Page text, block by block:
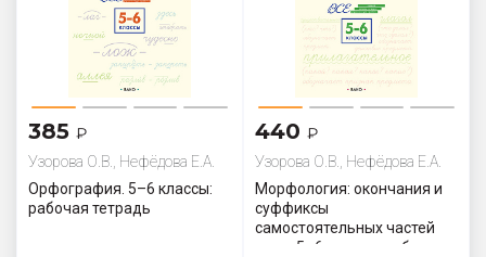
385 ₽
Узорова О.В., Нефёдова Е.А.
Орфография. 5–6 классы:
рабочая тетрадь
440 ₽
Узорова О.В., Нефёдова Е.А.
Морфология: окончания и
суффиксы
самостоятельных частей
речи. 5–6 классы: рабочая